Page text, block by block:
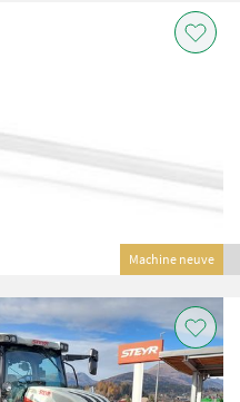
Machine neuve